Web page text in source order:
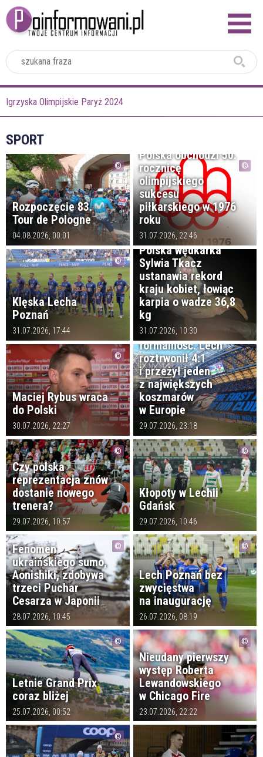
Igrzyska Olimpijskie Paryż 2024
SPORT
Rozpoczęcie 83.
Tour de Pologne
04.08.2026, 00:01
Polska obchodzi 50.
rocznicę
olimpijskiego
sukcesu
piłkarskiego w 1976
roku
31.07.2026, 22:46
Klęska Lecha
Poznań
31.07.2026, 17:44
Polska wędkarka
Sylwia Tkacz
ustanawia rekord
kraju kobiet, łowiąc
karpia o wadze 36,8
kg
31.07.2026, 10:30
Maciej Rybus wraca
do Polski
30.07.2026, 22:27
To miała być
formalność. Lech
roztrwonił 4:1
i przeżył jeden
z największych
koszmarów
w Europie
29.07.2026, 23:18
Czy polska
reprezentacja znów
dostanie nowego
trenera?
29.07.2026, 10:57
Kłopoty w Lechii
Gdańsk
29.07.2026, 10:46
Fenomen
ukraińskiego sumo,
Aonishiki, zdobywa
trzeci Puchar
Cesarza w Japonii
28.07.2026, 10:45
Lech Poznań bez
zwycięstwa
na inaugurację
26.07.2026, 08:19
Letnie Grand Prix
coraz bliżej
25.07.2026, 00:52
Nieudany pierwszy
występ Roberta
Lewandowskiego
w Chicago Fire
23.07.2026, 22:22